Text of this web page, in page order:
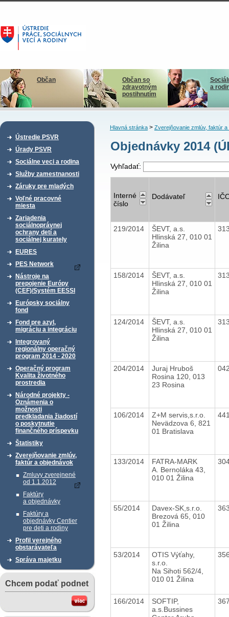
Občan
Občan so
zdravotným
postihnutím
a
Ústredie PSVR
Úrady PSVR
Sociálne veci a rodina
Služby zamestnanosti
Záruky pre mladých
Voľné pracovné
miesta
Zariadenia
sociálnoprávnej
ochrany detí a
sociálnej kurately
EURES
PES Network
Nástroje na
prepojenie Európy
(CEF)/Systém EESSI
Európsky sociálny
fond
Fond pre azyl,
migráciu a integráciu
Integrovaný
regionálny operačný
program 2014 - 2020
Operačný program
Kvalita životného
prostredia
Národné projekty -
Oznámenia o
možnosti
predkladania žiadostí
o poskytnutie
finančného príspevku
Štatistiky
Zverejňovanie zmlúv,
faktúr a objednávok
Zmluvy zverejnené
od 1.1.2012
Faktúry
a objednávky
Faktúry a
objednávky Centier
pre deti a rodiny
Profil verejného
obstarávateľa
Správa majetku
Chcem podať podnet
Hlavná stránka> Zverejňovanie zmlúv, faktúr a
Objednávky 2014
Vyhľadať:
Interné
číslo
Dodávateľ
219/2014
ŠEVT, a.s.
Hlinská 27, 010 01
Žilina
158/2014
ŠEVT, a.s.
Hlinská 27, 010 01
Žilina
124/2014
ŠEVT, a.s.
Hlinská 27, 010 01
Žilina
204/2014
Juraj Hruboš
Rosina 120, 013
23 Rosina
106/2014
Z+M servis,s.r.o.
Nevädzova 6, 821
01 Bratislava
133/2014
FATRA-MARK
A. Bernoláka 43,
010 01 Žilina
55/2014
Davex-SK,s.r.o.
Brezová 65, 010
01 Žilina
53/2014
OTIS Výťahy,
s.r.o.
Na Sihoti 562/4,
010 01 Žilina
166/2014
SOFTIP,
a.s.Bussines